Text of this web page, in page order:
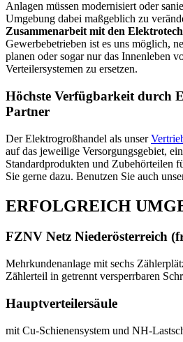
Anlagen müssen modernisiert oder
Umgebung dabei maßgeblich zu
Zusammenarbeit mit den
Gewerbebetrieben ist es uns möglich,
planen oder sogar nur das Innenleben
Verteilersystemen zu ersetzen.
Höchste Verfügbarkeit durch
Partner
Der Elektrogroßhandel als unser
auf das jeweilige Versorgungsgebiet,
Standardprodukten und Zubehörteilen
Sie gerne dazu. Benutzen Sie auch
ERFOLGREICH
FZNV Netz Niederösterreich
Mehrkundenanlage mit sechs
Zählerteil in getrennt versperrbaren
Hauptverteilersäule
mit Cu-Schienensystem und NH-